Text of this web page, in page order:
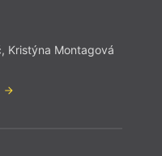
Kristýna Montagová